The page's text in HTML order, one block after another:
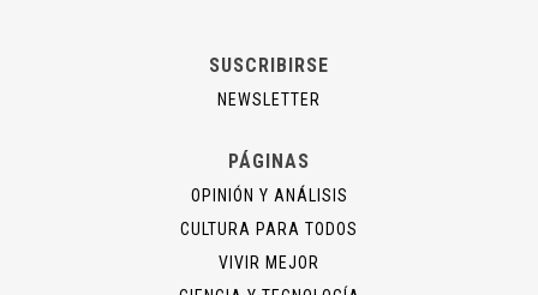
SUSCRIBIRSE
NEWSLETTER
PÁGINAS
OPINIÓN Y ANÁLISIS
CULTURA PARA TODOS
VIVIR MEJOR